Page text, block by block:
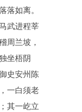
落如离。
武进程莘
周兰坡，
坐梧阴
史安州陈
一白须老
其一屹立